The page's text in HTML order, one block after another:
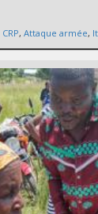
CRP, Attaque armée,